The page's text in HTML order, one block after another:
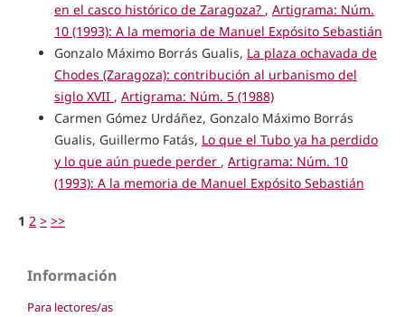
en el casco histórico de Zaragoza? , Artigrama: Núm.
10 (1993): A la memoria de Manuel Expósito Sebastián
Gonzalo Máximo Borrás Gualis, La plaza ochavada de
Chodes (Zaragoza): contribución al urbanismo del
siglo XVII , Artigrama: Núm. 5 (1988)
Carmen Gómez Urdáñez, Gonzalo Máximo Borrás
Gualis, Guillermo Fatás, Lo que el Tubo ya ha perdido
y lo que aún puede perder , Artigrama: Núm. 10
(1993): A la memoria de Manuel Expósito Sebastián
1 2 > >>
Información
Para lectores/as